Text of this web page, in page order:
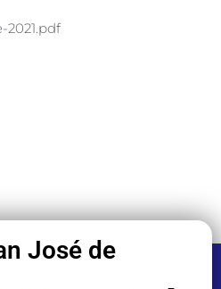
2021.pdf
José de